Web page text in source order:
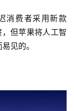
消费者采用新款
但苹果将人工智
见的。